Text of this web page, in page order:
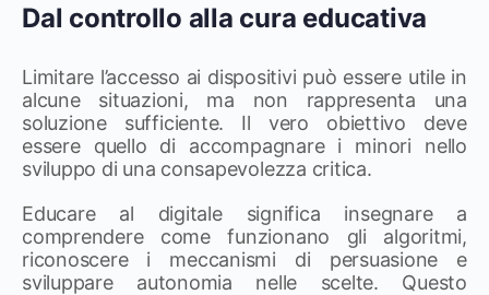
Dal controllo alla cura educativa
Limitare l’accesso ai dispositivi può essere utile in
alcune situazioni, ma non rappresenta una
soluzione sufficiente. Il vero obiettivo deve
essere quello di accompagnare i minori nello
sviluppo di una consapevolezza critica.
Educare al digitale significa insegnare a
comprendere come funzionano gli algoritmi,
riconoscere i meccanismi di persuasione e
sviluppare autonomia nelle scelte. Questo